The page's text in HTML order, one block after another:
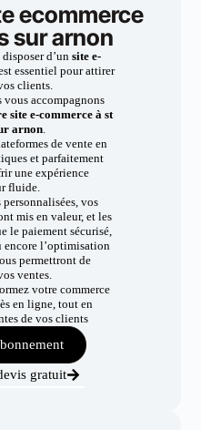
ecommerce
sur arnon
d’unsite e-
essentiel pour attirer
clients.
accompagnons
site e-commerce à st
arnon.
de vente en
et parfaitement
une expérience
fluide.
vos
mis en valeur, et les
le paiement sécurisé,
encore l’optimisation
permettront de
ventes.
votre commerce
en ligne, tout en
de vos clients
gratuit